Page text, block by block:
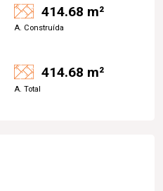
414.68 m²
A. Construída
414.68 m²
A. Total